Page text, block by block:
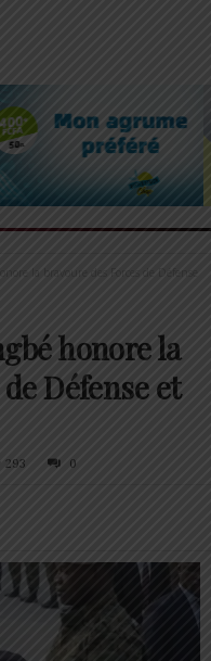
la bravoure des Forces de Défense
honore la
Défense et
293 0